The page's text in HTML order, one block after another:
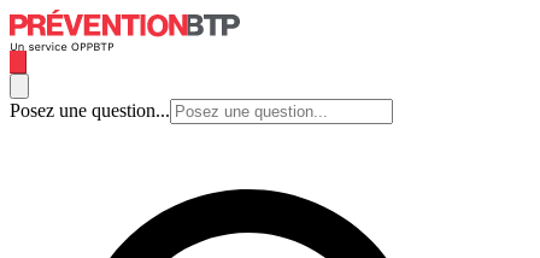
Posez une question...